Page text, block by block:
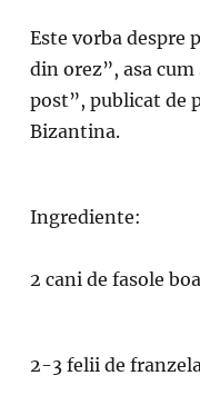
Este vorba despre
din orez”, asa
post”, publicat de
Bizantina.
Ingrediente:
2 cani de fasole
2-3 felii de